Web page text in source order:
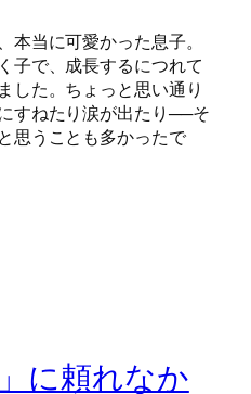
当に可愛かった息子。
子で、成長するにつれて
した。ちょっと思い通り
すねたり涙が出たり──そ
思うことも多かったで
に頼れなか